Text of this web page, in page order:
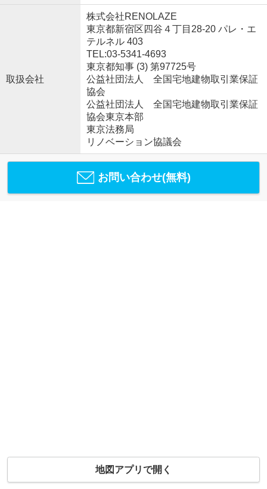
取扱会社
株式会社RENOLAZE
東京都新宿区四谷４丁目28-20 パレ・エ
テルネル 403
TEL:03-5341-4693
東京都知事 (3) 第97725号
公益社団法人 全国宅地建物取引業保証
協会
公益社団法人 全国宅地建物取引業保証
協会東京本部
東京法務局
リノベーション協議会
お問い合わせ(無料)
地図アプリで開く